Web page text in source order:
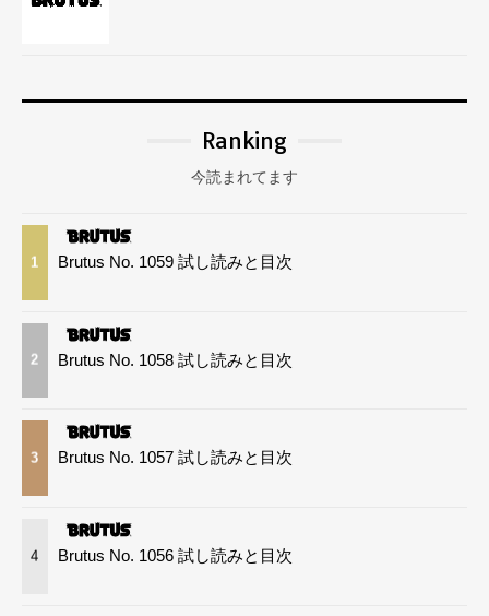
Ranking
今読まれてます
1 Brutus No. 1059 試し読みと目次
2 Brutus No. 1058 試し読みと目次
3 Brutus No. 1057 試し読みと目次
4 Brutus No. 1056 試し読みと目次